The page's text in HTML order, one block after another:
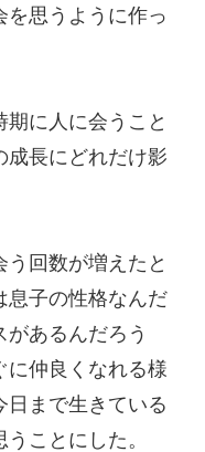
を思うように作っ
期に人に会うこと
成長にどれだけ影
う回数が増えたと
息子の性格なんだ
あるんだろう
に仲良くなれる様
日まで生きている
ことにした。